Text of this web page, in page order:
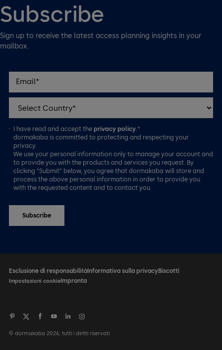
Subscribe
Sign up to receive the latest access planning insights in your
mailbox.
I have read and accept theprivacy policy .*
dormakaba is committed to protecting and respecting your
privacy.
We use your personal information only to manage your account and
to provide you with the products and services you request. By
clicking “Submit” below, you agree that dormakaba will store and
process the above personal information in order to provide you
with the requested content and to contact you.
Esclusione di responsabilitàInformativa sulla privacyBiscotti
Impostazioni cookieImpronta
© dormakaba 2026, tutti i diritti riservati